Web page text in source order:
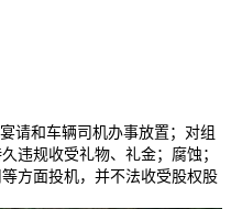
和车辆司机办事放置；对组
违规收受礼物、礼金；腐蚀；
方面投机，并不法收受股权股